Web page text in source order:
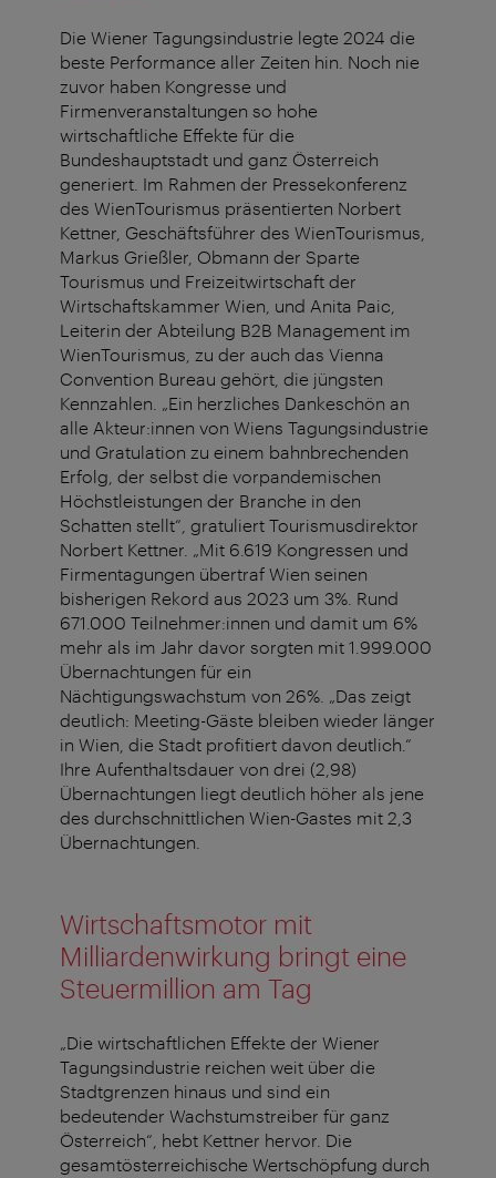
Die Wiener Tagungsindustrie legte 2024 die
beste Performance aller Zeiten hin. Noch nie
zuvor haben Kongresse und
Firmenveranstaltungen so hohe
wirtschaftliche Effekte für die
Bundeshauptstadt und ganz Österreich
generiert. Im Rahmen der Pressekonferenz
des WienTourismus präsentierten Norbert
Kettner, Geschäftsführer des WienTourismus,
Markus Grießler, Obmann der Sparte
Tourismus und Freizeitwirtschaft der
Wirtschaftskammer Wien, und Anita Paic,
Leiterin der Abteilung B2B Management im
WienTourismus, zu der auch das Vienna
Convention Bureau gehört, die jüngsten
Kennzahlen. „Ein herzliches Dankeschön an
alle Akteur:innen von Wiens Tagungsindustrie
und Gratulation zu einem bahnbrechenden
Erfolg, der selbst die vorpandemischen
Höchstleistungen der Branche in den
Schatten stellt“, gratuliert Tourismusdirektor
Norbert Kettner. „Mit 6.619 Kongressen und
Firmentagungen übertraf Wien seinen
bisherigen Rekord aus 2023 um 3%. Rund
671.000 Teilnehmer:innen und damit um 6%
mehr als im Jahr davor sorgten mit 1.999.000
Übernachtungen für ein
Nächtigungswachstum von 26%. „Das zeigt
deutlich: Meeting-Gäste bleiben wieder länger
in Wien, die Stadt profitiert davon deutlich.“
Ihre Aufenthaltsdauer von drei (2,98)
Übernachtungen liegt deutlich höher als jene
des durchschnittlichen Wien-Gastes mit 2,3
Übernachtungen.
Wirtschaftsmotor mit
Milliardenwirkung bringt eine
Steuermillion am Tag
„Die wirtschaftlichen Effekte der Wiener
Tagungsindustrie reichen weit über die
Stadtgrenzen hinaus und sind ein
bedeutender Wachstumstreiber für ganz
Österreich“, hebt Kettner hervor. Die
gesamtösterreichische Wertschöpfung durch